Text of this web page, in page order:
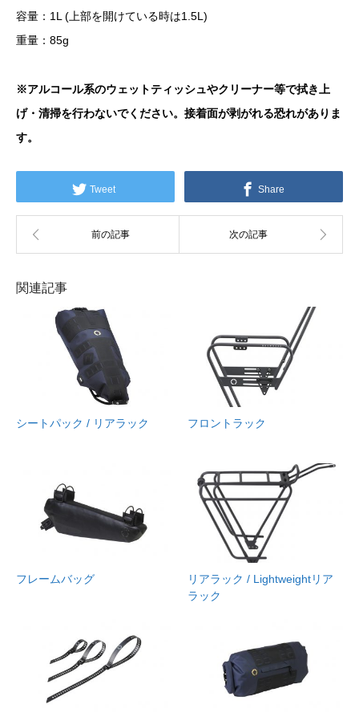
容量：1L (上部を開けている時は1.5L)
重量：85g
※アルコール系のウェットティッシュやクリーナー等で拭き上
げ・清掃を行わないでください。接着面が剥がれる恐れがありま
す。
Tweet Share
関連記事
シートパック / リアラック フロントラック
フレームバッグ
リアラック / Lightweightリア
ラック